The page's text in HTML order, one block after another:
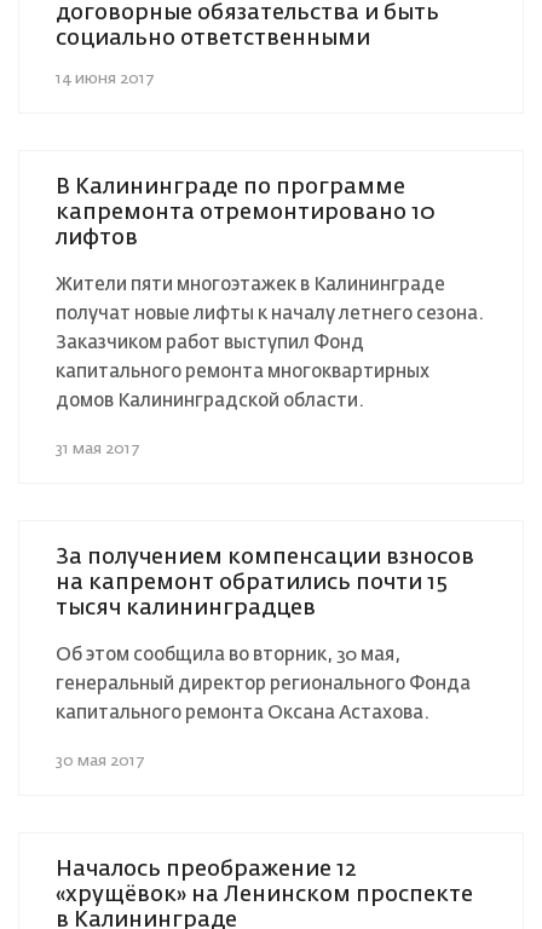
договорные обязательства и быть
социально ответственными
14 июня 2017
В Калининграде по программе
капремонта отремонтировано 10
лифтов
Жители пяти многоэтажек в Калининграде
получат новые лифты к началу летнего сезона.
Заказчиком работ выступил Фонд
капитального ремонта многоквартирных
домов Калининградской области.
31 мая 2017
За получением компенсации взносов
на капремонт обратились почти 15
тысяч калининградцев
Об этом сообщила во вторник, 30 мая,
генеральный директор регионального Фонда
капитального ремонта Оксана Астахова.
30 мая 2017
Началось преображение 12
«хрущёвок» на Ленинском проспекте
в Калининграде